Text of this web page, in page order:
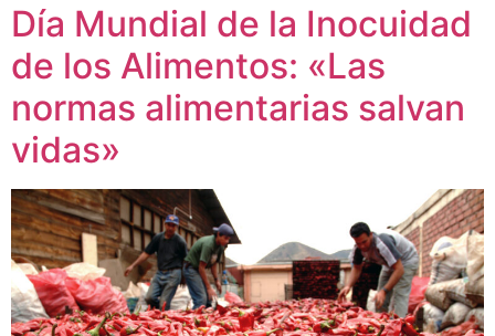
Día Mundial de la Inocuidad
de los Alimentos: «Las
normas alimentarias salvan
vidas»